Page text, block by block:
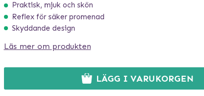
Praktisk, mjuk och skön
Reflex för säker promenad
Skyddande design
Läs mer om produkten
LÄGG I VARUKORGEN